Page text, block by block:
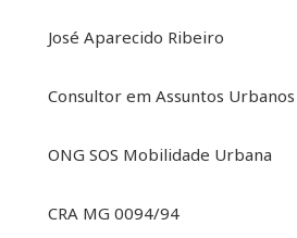
José Aparecido Ribeiro
Consultor em Assuntos
ONG SOS Mobilidade Urbana
CRA MG 0094/94